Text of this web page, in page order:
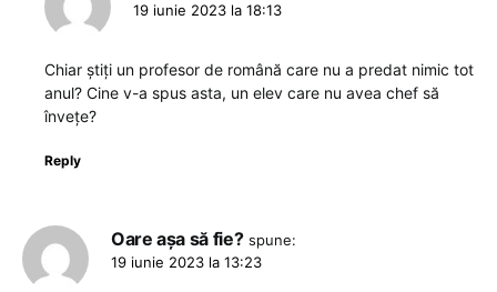
19 iunie 2023 la 18:13
Chiar știți un profesor de română care nu a predat nimic tot
anul? Cine v-a spus asta, un elev care nu avea chef să
învețe?
Reply
Oare așa să fie? spune:
19 iunie 2023 la 13:23